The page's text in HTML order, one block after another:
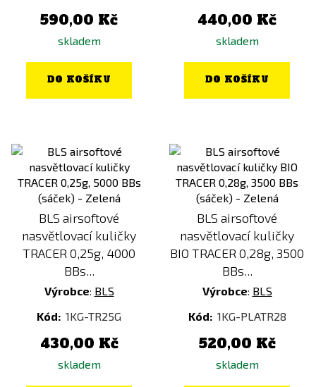
590,00 Kč
skladem
DO KOŠÍKU
440,00 Kč
skladem
DO KOŠÍKU
BLS airsoftové
nasvětlovací kuličky
TRACER 0,25g, 4000
BBs...
Výrobce: BLS
Kód: 1KG-TR25G
430,00 Kč
skladem
BLS airsoftové
nasvětlovací kuličky
BIO TRACER 0,28g, 3500
BBs...
Výrobce: BLS
Kód: 1KG-PLATR28
520,00 Kč
skladem